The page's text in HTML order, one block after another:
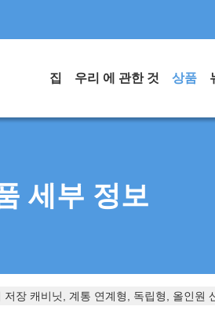
집 우리 에 관한 것 상품
세부 정보
장 캐비닛, 계통 연계형, 독립형, 올인원